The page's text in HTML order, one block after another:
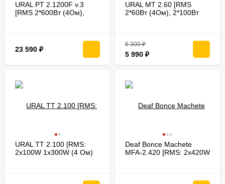
URAL PT 2.1200F v.3
[RMS 2*600Вт (4Ом),
23 590 ₽
URAL МТ 2.60 [RMS
2*60Вт (4Ом), 2*100Вт
6 300₽
5 990 ₽
URAL ТТ 2.100 [RMS:
2x100W 1x300W (4 Ом)
Deaf Bonce Machete
MFA-2.420 [RMS: 2x420W